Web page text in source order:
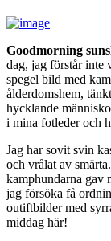
Goodmorning
dag, jag förstår inte
spegel bild med
ålderdomshem,
hycklande
i mina fotleder och
Jag har sovit svin
och vrålat av
kamphundarna gav
jag försöka få
outiftbilder med
middag här!